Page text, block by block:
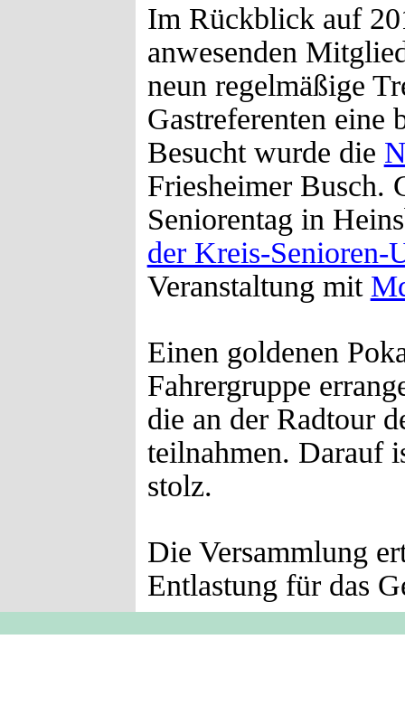
Im Rückblick auf
anwesenden
neun regelmäßige
Gastreferenten eine
Besucht wurde die
Friesheimer Busch.
Seniorentag in
der Kreis-Senioren-
Veranstaltung mit
Einen goldenen
Fahrergruppe
die an der Radtour
teilnahmen. Darauf
stolz.
Die Versammlung
Entlastung für das